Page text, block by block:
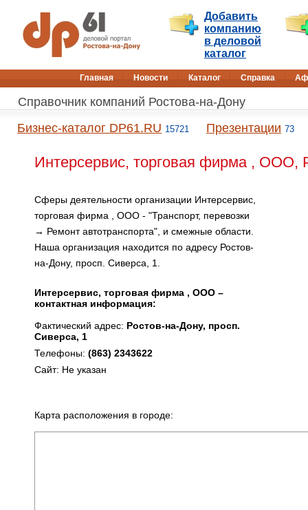
Добавить
компанию
в деловой
каталог
Главная Новости Каталог Справка
Справочник компаний Ростова-на-Дону
Бизнес-каталог DP61.RU 15721 Презентации 73
Интерсервис, торговая фирма , ООО,
Сферы деятельности организации Интерсервис,
торговая фирма , ООО - "Транспорт, перевозки
→ Ремонт автотранспорта", и смежные области.
Наша организация находится по адресу Ростов-
на-Дону, просп. Сиверса, 1.
Интерсервис, торговая фирма , ООО –
контактная информация:
Фактический адрес: Ростов-на-Дону, просп.
Сиверса, 1
Телефоны: (863) 2343622
Сайт: Не указан
Карта расположения в городе: